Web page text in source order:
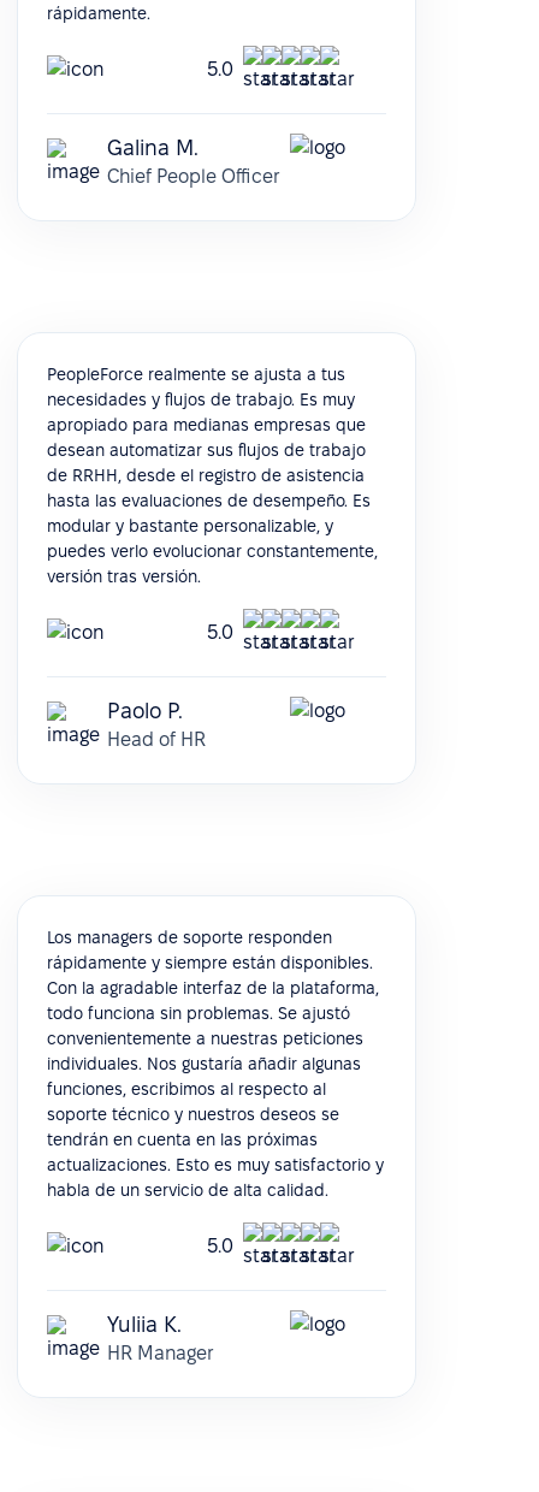
rápidamente.
5.0
Galina M.
Chief People Officer
PeopleForce realmente se ajusta a tus
necesidades y flujos de trabajo. Es muy
apropiado para medianas empresas que
desean automatizar sus flujos de trabajo
de RRHH, desde el registro de asistencia
hasta las evaluaciones de desempeño. Es
modular y bastante personalizable, y
puedes verlo evolucionar constantemente,
versión tras versión.
5.0
Paolo P.
Head of HR
Los managers de soporte responden
rápidamente y siempre están disponibles.
Con la agradable interfaz de la plataforma,
todo funciona sin problemas. Se ajustó
convenientemente a nuestras peticiones
individuales. Nos gustaría añadir algunas
funciones, escribimos al respecto al
soporte técnico y nuestros deseos se
tendrán en cuenta en las próximas
actualizaciones. Esto es muy satisfactorio y
habla de un servicio de alta calidad.
5.0
Yuliia K.
HR Manager